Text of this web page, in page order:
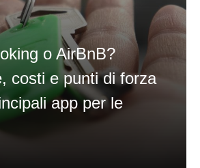
o AirBnB?
costi e punti di forza
app per le